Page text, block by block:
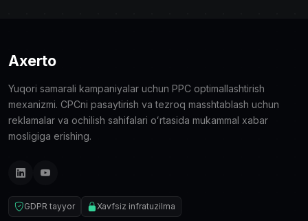
Axerto
Yuqori samarali kampaniyalar uchun PPC optimallashtirish
mexanizmi. CPCni pasaytirish va tezroq masshtablash uchun
reklamalar va ochilish sahifalari oʻrtasida mukammal xabar
mosligiga erishing.
GDPR tayyor Xavfsiz infratuzilma